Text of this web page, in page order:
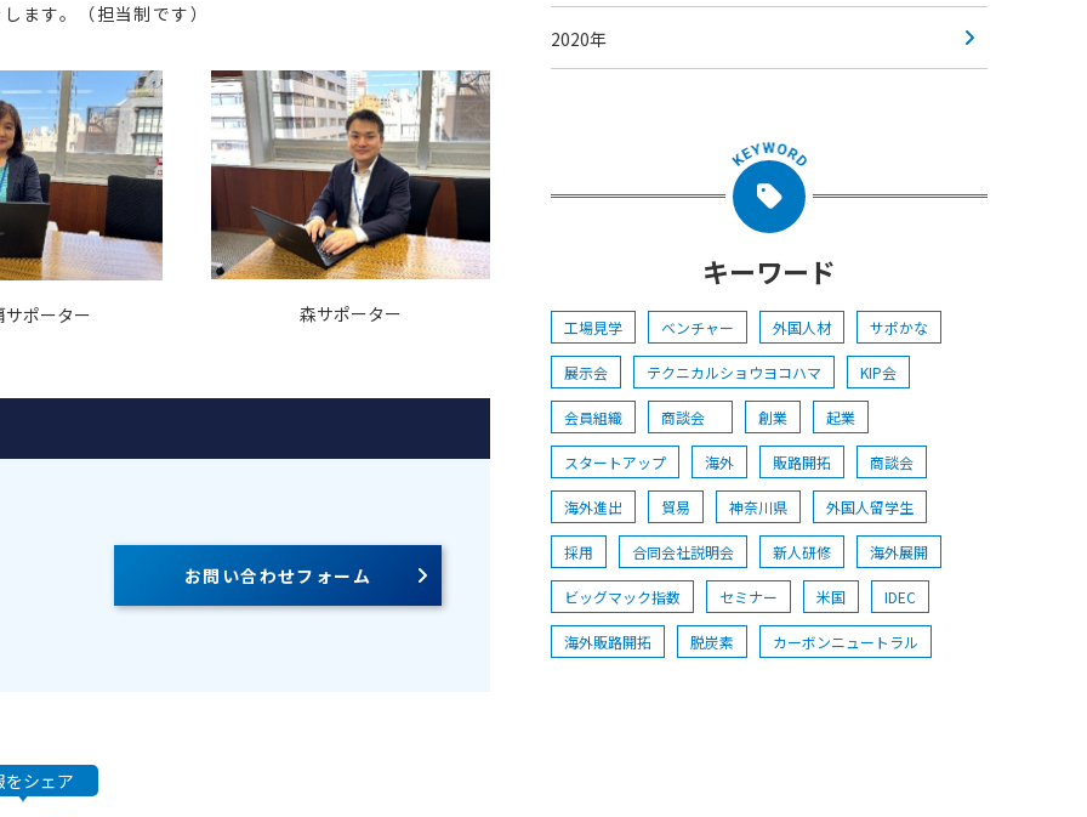
ます。（担当制です）
サポーター 森サポーター
お問い合わせフォーム
をシェア
2020年
キーワード
工場見学 ベンチャー 外国人材 サポかな
展示会 テクニカルショウヨコハマ KIP会
会員組織 商談会 創業 起業
スタートアップ 海外 販路開拓 商談会
海外進出 貿易 神奈川県 外国人留学生
採用 合同会社説明会 新人研修 海外展開
ビッグマック指数 セミナー 米国 IDEC
海外販路開拓 脱炭素 カーボンニュートラル